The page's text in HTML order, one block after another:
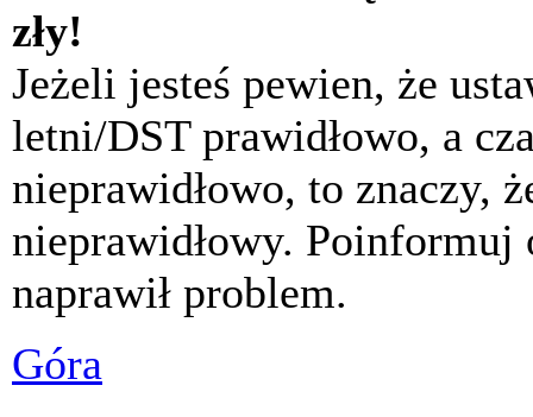
zły!
Jeżeli jesteś pewien, że
letni/DST prawidłowo, a
nieprawidłowo, to znaczy,
nieprawidłowy.
naprawił problem.
Góra